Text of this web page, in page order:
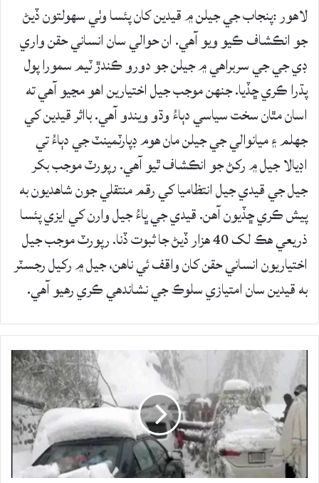
لاهور :پنجاب جي جيلن ۾ قيدين کان پئسا وٺي سهولتون ڏيڻ
جو انڪشاف ڪيو ويو آهي. ان حوالي سان انساني حقن واري
ڊي جي جي سربراهي ۾ جيلن جو دورو ڪندڙ ٽيم سمورا پول
پڌرا ڪري ڇڏيا. جنهن موجب جيل اختيارين اهو مڃيو آهي ته
اسان مٿان سخت سياسي دٻاءُ وڌو ويندو آهي. بااثر قيدين کي
جهلم ۽ ميانوالي جي جيلن مان هوم ڊپارٽمينٽ جي دٻاءُ تي
اڊيالا جيل ۾ رکڻ جو انڪشاف ٿيو آهي. رپورٽ موجب بکر
جيل جي قيدي جيل انتظاميا کي رقم منتقلي جون شاهديون به
پيش ڪري ڇڏيون آهن. قيدي جي ڀاءُ جيل وارن کي ايزي پئسا
ذريعي هڪ لک 40 هزار ڏيڻ جا ثبوت ڏنا. رپورٽ موجب جيل
اختياريون انساني حقن کان واقف ئي ناهن، جيل ۾ رکيل رجسٽر
به قيدين سان امتيازي سلوڪ جي نشاندهي ڪري رهيو آهي.